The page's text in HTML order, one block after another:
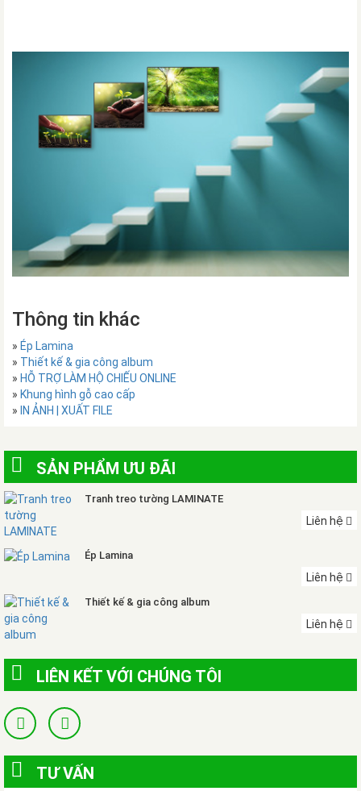
Thông tin khác
» Ép Lamina
» Thiết kế & gia công album
» HỖ TRỢ LÀM HỘ CHIẾU ONLINE
» Khung hình gỗ cao cấp
» IN ẢNH | XUẤT FILE
SẢN PHẨM ƯU ĐÃI
Tranh treo tường LAMINATE
Liên hệ
Ép Lamina
Liên hệ
Thiết kế & gia công album
Liên hệ
LIÊN KẾT VỚI CHÚNG TÔI
TƯ VẤN